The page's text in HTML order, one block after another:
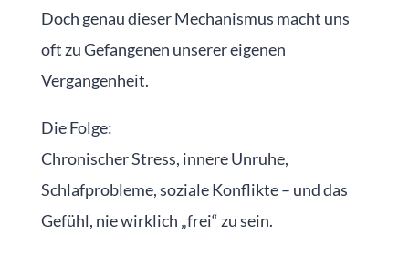
Doch genau dieser Mechanismus macht uns
oft zu Gefangenen unserer eigenen
Vergangenheit.
Die Folge:
Chronischer Stress, innere Unruhe,
Schlafprobleme, soziale Konflikte – und das
Gefühl, nie wirklich „frei“ zu sein.